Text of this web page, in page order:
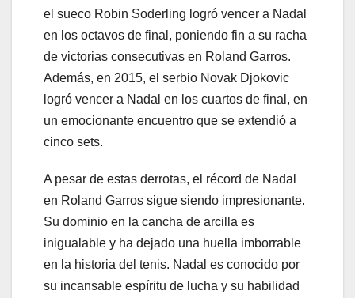
el sueco Robin Soderling logró vencer a Nadal
en los octavos de final, poniendo fin a su racha
de victorias consecutivas en Roland Garros.
Además, en 2015, el serbio Novak Djokovic
logró vencer a Nadal en los cuartos de final, en
un emocionante encuentro que se extendió a
cinco sets.
A pesar de estas derrotas, el récord de Nadal
en Roland Garros sigue siendo impresionante.
Su dominio en la cancha de arcilla es
inigualable y ha dejado una huella imborrable
en la historia del tenis. Nadal es conocido por
su incansable espíritu de lucha y su habilidad